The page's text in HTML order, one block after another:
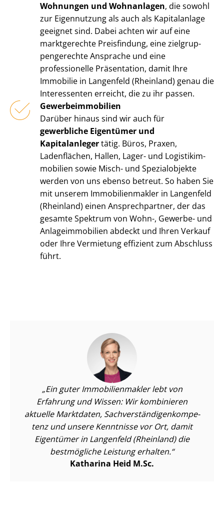
Wohnungen und Wohnanlagen, die sowohl
zur Eigennutzung als auch als Kapitalanlage
geeignet sind. Dabei achten wir auf eine
marktgerechte Preisfindung, eine ziel­grup­
pen­ge­rech­te Ansprache und eine
professionelle Präsentation, damit Ihre
Immobilie in Langenfeld (Rheinland) genau die
Interessenten erreicht, die zu ihr passen.
Ge­wer­be­im­mo­bi­li­en
Darüber hinaus sind wir auch für
gewerbliche Eigentümer und
Kapitalanlegertätig. Büros, Praxen,
Ladenflächen, Hallen, Lager- und Lo­gis­tik­im­
mo­bi­li­en sowie Misch- und Spezialobjekte
werden von uns ebenso betreut. So haben Sie
mit unserem Im­mo­bi­li­en­mak­ler in Langenfeld
(Rheinland) einen Ansprechpartner, der das
gesamte Spektrum von Wohn-, Gewerbe- und
An­la­ge­im­mo­bi­li­en abdeckt und Ihren Verkauf
oder Ihre Vermietung effizient zum Abschluss
führt.
Ein guter Im­mo­bi­li­en­mak­ler lebt von
Erfahrung und Wissen: Wir kombinieren
aktuelle Marktdaten, Sach­ver­stän­di­gen­kom­pe­
tenz und unsere Kenntnisse vor Ort, damit
Eigentümer in Langenfeld (Rheinland) die
bestmögliche Leistung erhalten.
Katharina Heid M.Sc.